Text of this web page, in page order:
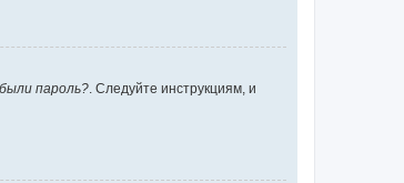
пароль? . Следуйте инструкциям, и